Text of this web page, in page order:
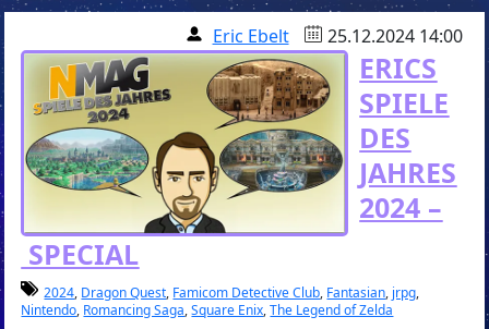
Eric Ebelt 25.12.2024 14:00
ERICS
SPIELE
DES
JAHRES
2024 –
SPECIAL
2024, Dragon Quest, Famicom Detective Club, Fantasian, jrpg,
Nintendo, Romancing Saga,Square Enix,The Legend of Zelda